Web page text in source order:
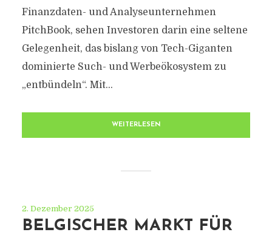
Finanzdaten- und Analyseunternehmen
PitchBook, sehen Investoren darin eine seltene
Gelegenheit, das bislang von Tech-Giganten
dominierte Such- und Werbeökosystem zu
„entbündeln“. Mit...
WEITERLESEN
2. Dezember 2025
BELGISCHER MARKT FÜR